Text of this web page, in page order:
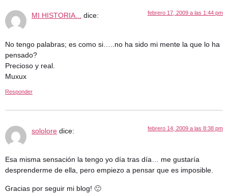
MI HISTORIA... dice: febrero 17, 2009 a las 1:44 pm
No tengo palabras; es como si…..no ha sido mi mente la que lo ha
pensado?
Precioso y real.
Muxux
Responder
sololore dice: febrero 14, 2009 a las 8:38 pm
Esa misma sensación la tengo yo día tras día… me gustaría
desprenderme de ella, pero empiezo a pensar que es imposible.
Gracias por seguir mi blog! 🙂